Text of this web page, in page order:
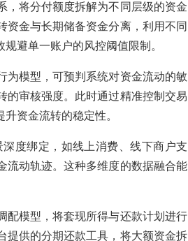
，将分付额度拆解为不同层级的资金
金与长期储备资金分离，利用不同
避单一账户的风控阈值限制。
为模型，可预判系统对资金流动的敏
的审核强度。此时通过精准控制交易
资金流转的稳定性。
度绑定，如线上消费、线下商户支
流动轨迹。这种多维度的数据融合能
配模型，将套现所得与还款计划进行
提供的分期还款工具，将大额资金拆